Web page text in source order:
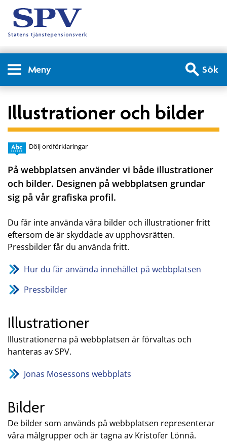
Meny Sök
Illustrationer och bilder
Dölj ordförklaringar
På webbplatsen använder vi både illustrationer
och bilder. Designen på webbplatsen grundar
sig på vår grafiska profil.
Du får inte använda våra bilder och illustrationer fritt
eftersom de är skyddade av upphovsrätten.
Pressbilder får du använda fritt.
Hur du får använda innehållet på webbplatsen
Pressbilder
Illustrationer
Illustrationerna på webbplatsen är förvaltas och
hanteras av SPV.
Jonas Mosessons webbplats
Bilder
De bilder som används på webbplatsen representerar
våra målgrupper och är tagna av Kristofer Lönnå.